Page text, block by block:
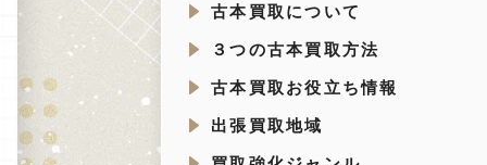
古本買取について
３つの古本買取方法
古本買取お役立ち情報
出張買取地域